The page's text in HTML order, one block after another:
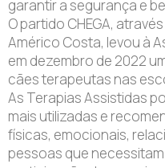
garantir a segurança e
O partido CHEGA,
Américo Costa, levou à
em dezembro de 2022
cães terapeutas nas
As Terapias Assistidas
mais utilizadas e
físicas, emocionais,
pessoas que